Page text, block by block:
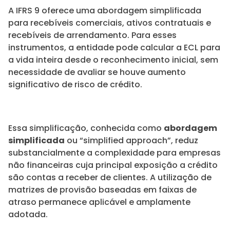
A IFRS 9 oferece uma abordagem simplificada
para recebíveis comerciais, ativos contratuais e
recebíveis de arrendamento. Para esses
instrumentos, a entidade pode calcular a ECL para
a vida inteira desde o reconhecimento inicial, sem
necessidade de avaliar se houve aumento
significativo de risco de crédito.
Essa simplificação, conhecida como abordagem
simplificada ou “simplified approach”, reduz
substancialmente a complexidade para empresas
não financeiras cuja principal exposição a crédito
são contas a receber de clientes. A utilização de
matrizes de provisão baseadas em faixas de
atraso permanece aplicável e amplamente
adotada.